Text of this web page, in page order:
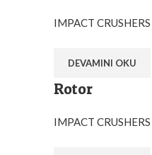
IMPACT CRUSHERS
DEVAMINI OKU
Rotor
IMPACT CRUSHERS